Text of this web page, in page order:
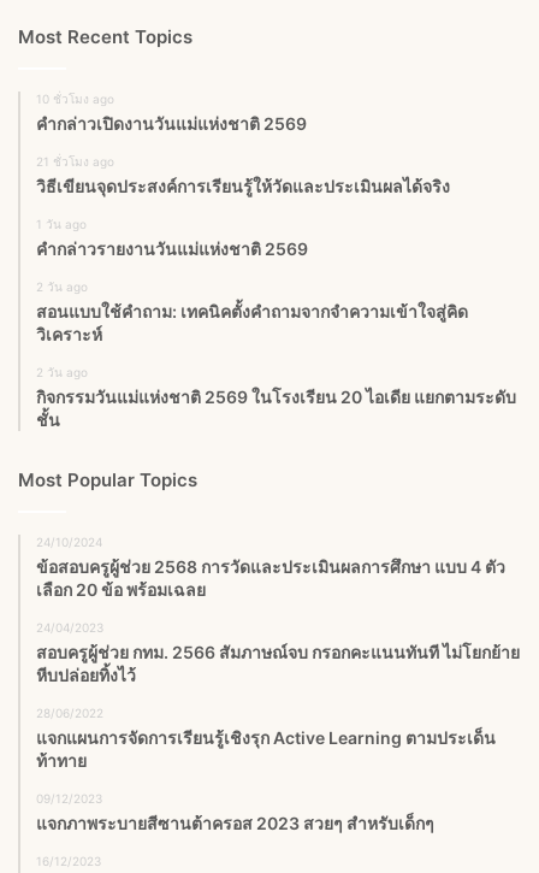
Most Recent Topics
10 ชั่วโมง ago
คำกล่าวเปิดงานวันแม่แห่งชาติ 2569
21 ชั่วโมง ago
วิธีเขียนจุดประสงค์การเรียนรู้ให้วัดและประเมินผลได้จริง
1 วัน ago
คำกล่าวรายงานวันแม่แห่งชาติ 2569
2 วัน ago
สอนแบบใช้คำถาม: เทคนิคตั้งคำถามจากจำความเข้าใจสู่คิด
วิเคราะห์
2 วัน ago
กิจกรรมวันแม่แห่งชาติ 2569 ในโรงเรียน 20 ไอเดีย แยกตามระดับ
ชั้น
Most Popular Topics
24/10/2024
ข้อสอบครูผู้ช่วย 2568 การวัดและประเมินผลการศึกษา แบบ 4 ตัว
เลือก 20 ข้อ พร้อมเฉลย
24/04/2023
สอบครูผู้ช่วย กทม. 2566 สัมภาษณ์จบ กรอกคะแนนทันที ไม่โยกย้าย
หีบปล่อยทิ้งไว้
28/06/2022
แจกแผนการจัดการเรียนรู้เชิงรุก Active Learning ตามประเด็น
ท้าทาย
09/12/2023
แจกภาพระบายสีซานต้าครอส 2023 สวยๆ สำหรับเด็กๆ
16/12/2023